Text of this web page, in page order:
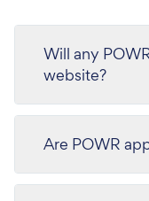
Will any
website?
Are POWR